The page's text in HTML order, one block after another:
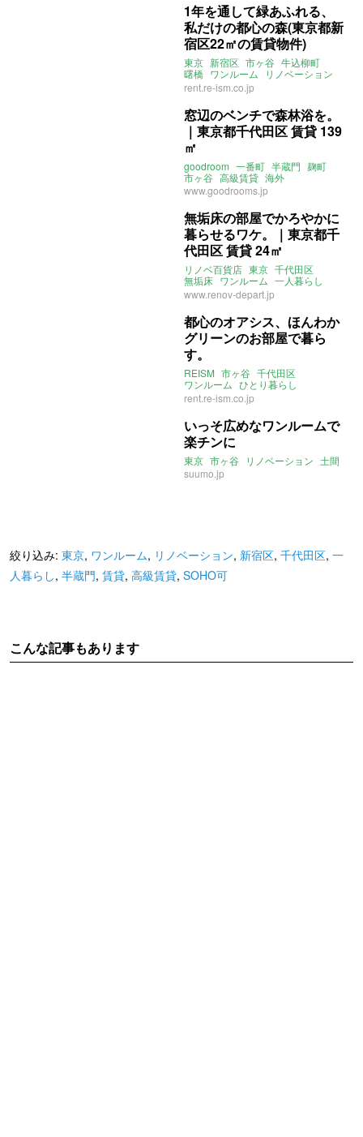
1年を通して緑あふれる、
私だけの都心の森(東京都新
宿区22㎡の賃貸物件)
東京 新宿区 市ヶ谷 牛込柳町
曙橋 ワンルーム
リノベーション
ライター：ほしりょうこ
rent.re-ism.co.jp
窓辺のベンチで森林浴を。
｜東京都千代田区 賃貸 139
㎡
goodroom 一番町 半蔵門 麹町
市ヶ谷 高級賃貸 海外
ホテルライク ヌック
www.goodrooms.jp
無垢床の部屋でかろやかに
暮らせるワケ。｜東京都千
代田区 賃貸 24㎡
リノベ百貨店 東京 千代田区
無垢床 ワンルーム 一人暮らし
市ヶ谷 半蔵門 九段下
www.renov-depart.jp
都心のオアシス、ほんわか
グリーンのお部屋で暮ら
す。
REISM 市ヶ谷 千代田区
ワンルーム ひとり暮らし
緑のある暮らし
無垢材
rent.re-ism.co.jp
いっそ広めなワンルームで
楽チンに
東京 市ヶ谷 リノベーション 土間
suumo.jp
絞り込み: 東京, ワンルーム, リノベーション, 新宿区, 千代田区, 一
人暮らし, 半蔵門, 賃貸, 高級賃貸, SOHO可
こんな記事もあります